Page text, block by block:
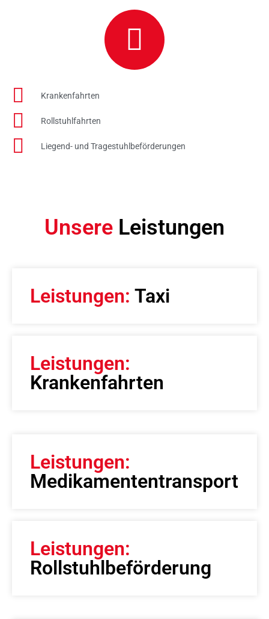
Krankenfahrten
Rollstuhlfahrten​
Liegend- und Tragestuhlbeförderungen​
Unsere Leistungen
Leistungen: Taxi
Leistungen:
Krankenfahrten
Leistungen:
Medikamententransport
Leistungen:
Rollstuhlbeförderung